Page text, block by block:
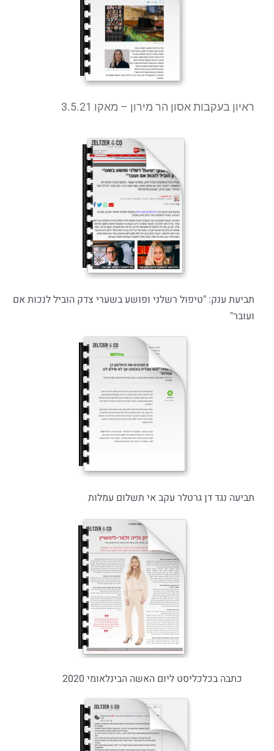
ראיון בעקבות אסון הר מירון – מאקו 3.5.21
תביעת ענק: "טיפול רשלני ופושע בשערי צדק הוביל לנכות אם
ועובר"
תביעה נגד דן גרטלר עקב אי תשלום עמלות
כתבה בכלכליסט ליום האשה הבינלאומי 2020